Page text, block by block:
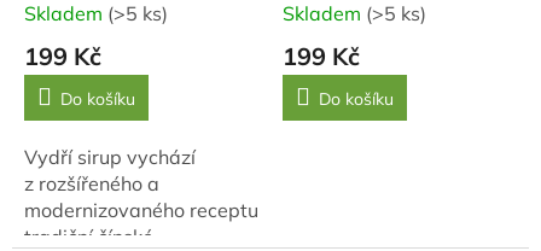
Skladem (>5 ks)
199 Kč
Do košíku
Vydří sirup vychází
z rozšířeného a
modernizovaného receptu
tradiční čínské
Skladem (>5 ks)
199 Kč
Do košíku